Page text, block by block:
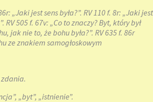
„Jaki jest sens była?”. RV 110 f. 8r: „Jaki jest
RV 505 f. 67v: „Co to znaczy? Byt, który był
jak nie to, że bohu była?”. RV 635 f. 86r
ze znakiem samogłoskowym
„byt”, „istnienie”.